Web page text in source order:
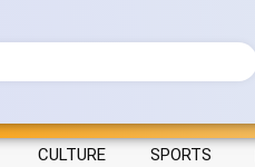
CULTURE SPORTS